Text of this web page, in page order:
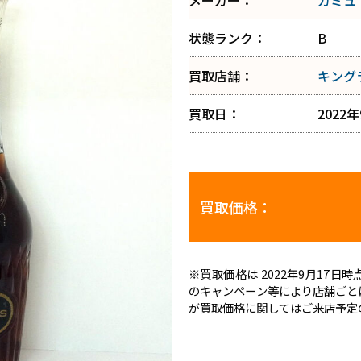
状態ランク：
B
買取店舗：
キング
買取日：
2022
買取価格：
※買取価格は 2022年9月17日時
のキャンペーン等により店舗ご
が買取価格に関してはご来店予